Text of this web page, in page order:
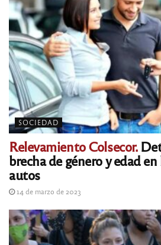
SOCIEDAD
Relevamiento Colsecor.
brecha de género y edad
autos
14 de marzo de 2023